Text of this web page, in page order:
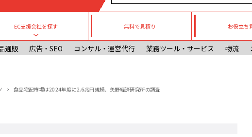
EC支援会社を探す
Toggle submenu
無料で見積り お役立ち
通販 広告・SEO コンサル・運営代行 業務ツール・サービス 物流
食品宅配市場は2024年度に2.6兆円規模、矢野経済研究所の調査